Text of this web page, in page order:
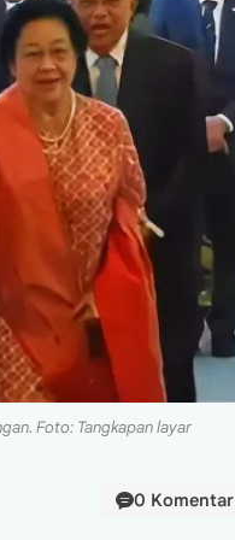
Foto: Tangkapan layar
0 Komentar